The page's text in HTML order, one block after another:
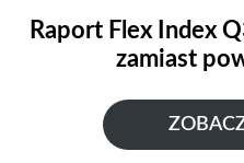
Raport Flex Index
zamiast